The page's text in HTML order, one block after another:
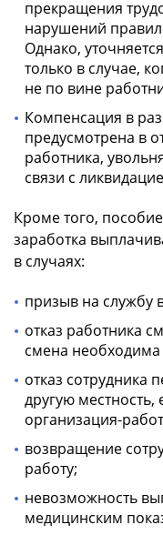
прекращения
нарушений
Однако,
только в случае,
не по вине
Компенсация в
предусмотрена в
работника,
связи с
Кроме того,
заработка
в случаях:
призыв на службу
отказ работника
смена
отказ сотрудника
другую местность,
организация-
возвращение
работу;
невозможность
медицинским